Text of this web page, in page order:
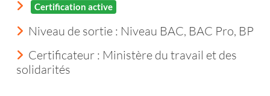
Certification active
Niveau de sortie : Niveau BAC, BAC Pro, BP
Certificateur : Ministère du travail et des
solidarités